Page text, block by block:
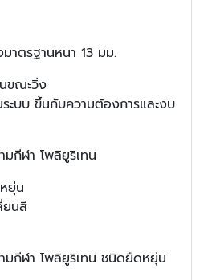
าตรฐานหนา 13 มม.
ขณะวิ่ง
ระบบ ขึ้นกับความต้องการและงบ
มกีฬา โพลิยูริเทน
ยุ่น
ยนสี
มกีฬา โพลิยูริเทน ชนิดยืดหยุ่น